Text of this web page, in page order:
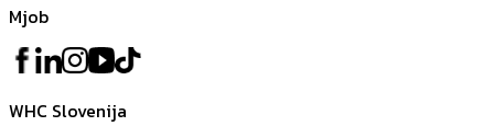
Mjob
WHC Slovenija